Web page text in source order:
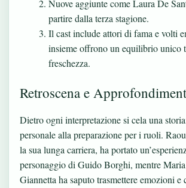
Nuove aggiunte come Laura De
partire dalla terza stagione.
Il cast include attori di fama e volti
insieme offrono un equilibrio unico
freschezza.
Retroscena e
Dietro ogni interpretazione si cela una
personale alla preparazione per i ruoli.
la sua lunga carriera, ha portato
personaggio di Guido Borghi, mentre
Giannetta ha saputo trasmettere emozioni e